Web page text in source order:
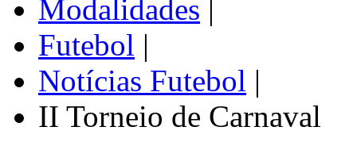
Modalidades |
Futebol |
Notícias Futebol |
II Torneio de Carnaval